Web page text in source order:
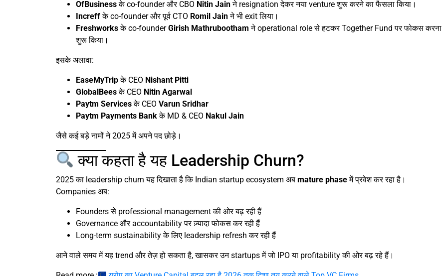
OfBusinessके co-founder और CBO Nitin Jainने resignation देकर नया venture शुरू करने का फैसला किया।
Increffके co-founder और पूर्व CTO Romil Jainने भी exit लिया।
Freshworksके co-founderGirish Mathrubootham ने operational role से हटकर Together Fund पर फोकस करना
शुरू किया।
इसके अलावा:
EaseMyTripके CEO Nishant Pitti
GlobalBeesके CEO Nitin Agarwal
Paytm Servicesके CEO Varun Sridhar
Paytm Payments Bankके MD & CEO Nakul Jain
जैसे कई बड़े नामों ने 2025 में अपने पद छोड़े।
क्या कहता है यह Leadership Churn?
2025 का leadership churn यह दिखाता है कि Indian startup ecosystem अब mature phaseमें प्रवेश कर रहा है।
Companies अब:
Founders से professional management की ओर बढ़ रही हैं
Governance और accountability पर ज़्यादा फोकस कर रही हैं
Long-term sustainability के लिए leadership refresh कर रही हैं
आने वाले समय में यह trend और तेज़ हो सकता है, खासकर उन startups में जो IPO या profitability की ओर बढ़ रहे हैं।